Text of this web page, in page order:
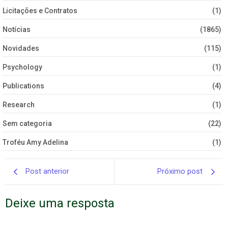
Licitações e Contratos (1)
Notícias (1865)
Novidades (115)
Psychology (1)
Publications (4)
Research (1)
Sem categoria (22)
Troféu Amy Adelina (1)
Post anterior Próximo post
Deixe uma resposta